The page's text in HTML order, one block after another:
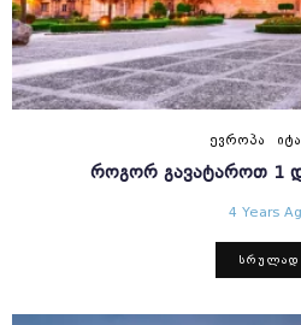
ᲔᲕᲠᲝᲞᲐ
ᲠᲝᲒᲝᲠ ᲒᲐᲕᲐᲢᲐᲠᲝᲗ 1
4 Years
ᲡᲠᲣᲚᲐᲓ